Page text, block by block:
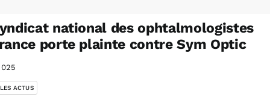
national des ophtalmologistes
porte plainte contre Sym Optic
ACTUS